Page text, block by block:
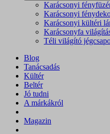
Karácsonyi
Karácsonyi
Karácsonyi kültéri
Karácsonyfa
Téli világító
Blog
Tanácsadás
Kültér
Beltér
Jó tudni
A márkákról
Magazin